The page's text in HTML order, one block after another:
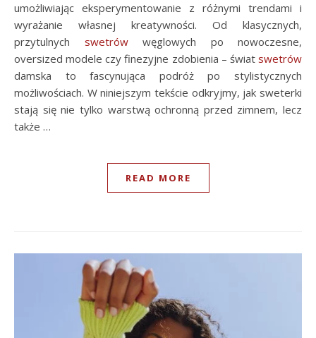
umożliwiając eksperymentowanie z różnymi trendami i
wyrażanie własnej kreatywności. Od klasycznych,
przytulnych swetrówwęglowych po nowoczesne,
oversized modele czy finezyjne zdobienia – świat swetrów
damska to fascynująca podróż po stylistycznych
możliwościach. W niniejszym tekście odkryjmy, jak sweterki
stają się nie tylko warstwą ochronną przed zimnem, lecz
także …
READ MORE